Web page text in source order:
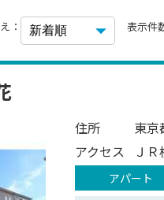
： 表示件
住所
東京
アクセス
Ｊ
アパート